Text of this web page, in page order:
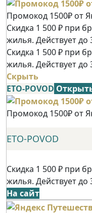
Промокод 1500₽ от
Скидка 1 500 ₽ при
жилья. Действует до
Скидка 1 500 ₽ при
жилья. Действует до
Скрыть
ETO-POVOD
Промокод 1500₽ от
ETO-POVOD
Скидка 1 500 ₽ при
жилья. Действует до
На сайт